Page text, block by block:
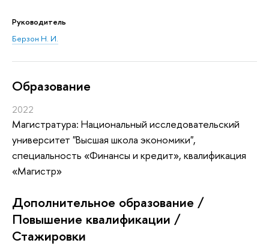
Руководитель
Берзон Н. И.
Oбразование
2022
Магистратура: Национальный исследовательский
университет "Высшая школа экономики",
специальность «Финансы и кредит», квалификация
«Магистр»
Дополнительное образование /
Повышение квалификации /
Стажировки